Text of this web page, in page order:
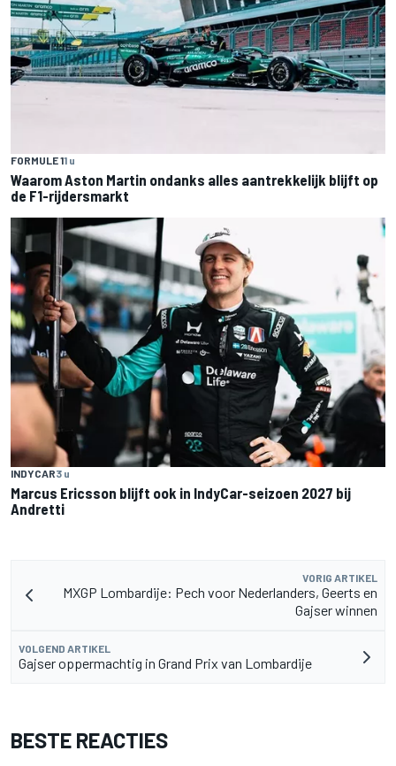
FORMULE 11 u
Waarom Aston Martin ondanks alles aantrekkelijk blijft op
de F1-rijdersmarkt
INDYCAR3 u
Marcus Ericsson blijft ook in IndyCar-seizoen 2027 bij
Andretti
VORIG ARTIKEL
MXGP Lombardije: Pech voor Nederlanders, Geerts en
Gajser winnen
VOLGEND ARTIKEL
Gajser oppermachtig in Grand Prix van Lombardije
BESTE REACTIES